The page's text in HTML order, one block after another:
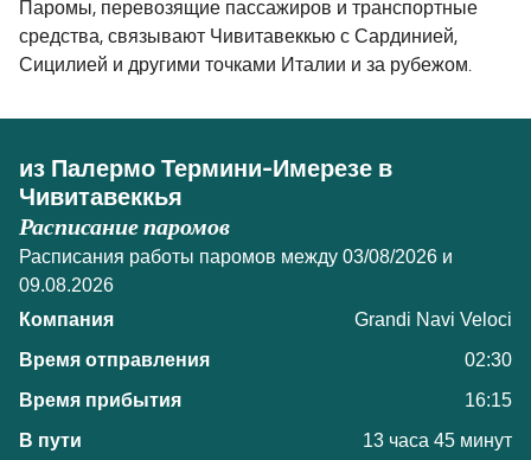
Паромы, перевозящие пассажиров и транспортные
средства, связывают Чивитавеккью с Сардинией,
Сицилией и другими точками Италии и за рубежом.
из Палермо Термини-Имерезе в
Чивитавеккья
Расписание паромов
Расписания работы паромов между 03/08/2026 и
09.08.2026
Grandi Navi Veloci
02:30
16:15
13 часа 45 минут